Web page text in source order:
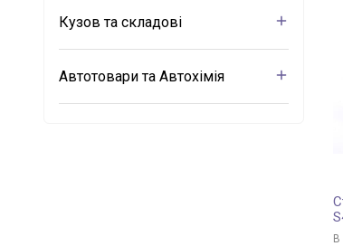
Кузов та складові
Автотовари та Автохімія
В